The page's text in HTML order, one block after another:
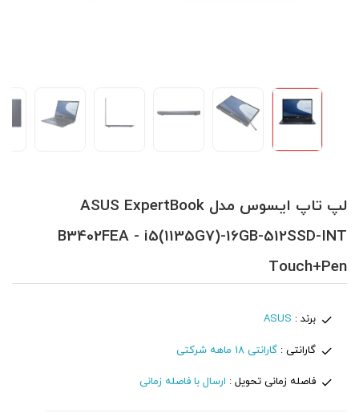
لپ تاپ ایسوس مدل ASUS ExpertBook
B3402FEA - i5(1135G7)-16GB-512SSD-INT
Touch+Pen
برند : ASUS
گارانتی :گارانتی 18 ماهه شرکتی
فاصله زمانی تحویل : ارسال با فاصله زمانی